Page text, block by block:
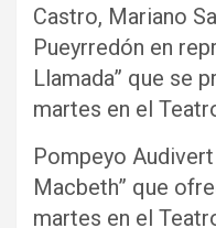
Castro, Mariano
Pueyrredón en
Llamada” que se
martes en el
Pompeyo
Macbeth” que
martes en el